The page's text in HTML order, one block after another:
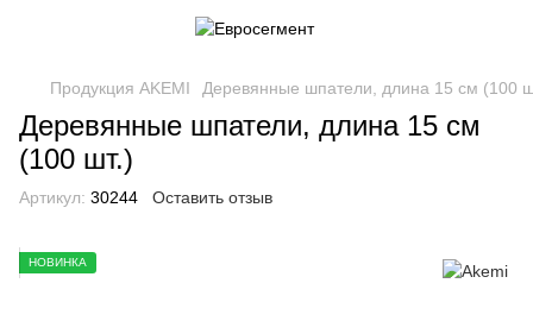
Продукция AKEMI Деревянные шпатели, длина 15 см (100
Деревянные шпатели, длина 15 см
(100 шт.)
Артикул: 30244 Оставить отзыв
НОВИНКА